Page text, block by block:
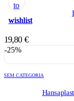
to
wishlist
19,80 €
-25%
to
wishlist
SEM CATEGORIA
to
wishlist
to
wishlist
to
wishlist